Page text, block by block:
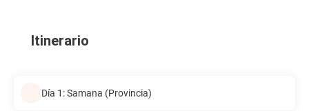
Itinerario
Día 1: Samana (Provincia)